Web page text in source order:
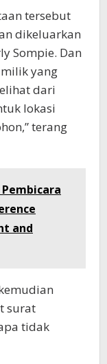
tersebut
dikeluarkan
Sompie. Dan
yang
dari
lokasi
terang
and
surat
tidak